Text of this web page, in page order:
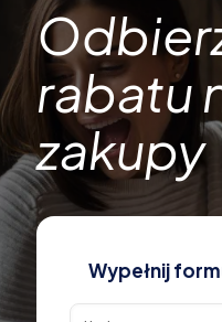
rabatu
zakupy
Wypełnij